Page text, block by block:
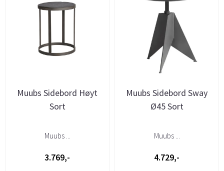
Muubs Sidebord Høyt
Sort
Muubs ...
3.769,-
Muubs Sidebord Sway
Ø45 Sort
Muubs ...
4.729,-